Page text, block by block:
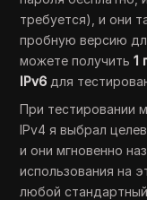
требуется), и они
пробную версию
можете получить1
IPv6 для
При тестировании
IPv4 я выбрал
и они мгновенно
использования на
любой стандартный